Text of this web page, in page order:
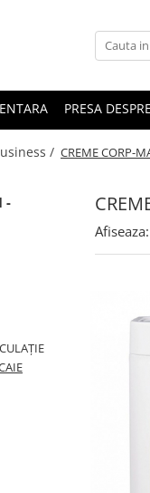
PRESA
/ CREME CORP-
-
Afiseaza: